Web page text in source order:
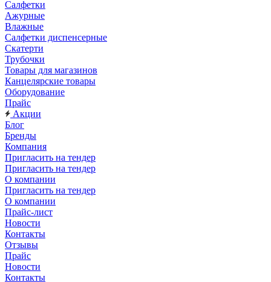
Салфетки
Ажурные
Влажные
Салфетки диспенсерные
Скатерти
Трубочки
Товары для магазинов
Канцелярские товары
Оборудование
Прайс
Акции
Блог
Бренды
Компания
Пригласить на тендер
Пригласить на тендер
О компании
Пригласить на тендер
О компании
Прайс-лист
Новости
Контакты
Отзывы
Прайс
Новости
Контакты